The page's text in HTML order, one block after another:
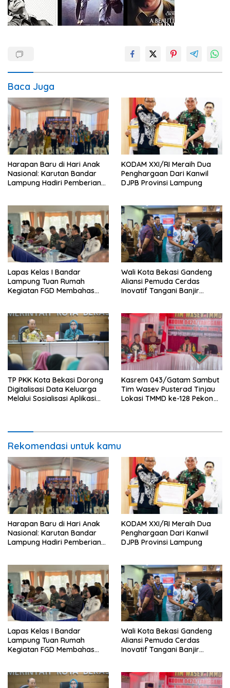
Baca Juga
Harapan Baru di Hari Anak
Nasional: Karutan Bandar
Lampung Hadiri Pemberian
Makna dan Kepedulian
KODAM XXI/RI Meraih Dua
Penghargaan Dari Kanwil
DJPB Provinsi Lampung
Lapas Kelas I Bandar
Lampung Tuan Rumah
Kegiatan FGD Membahas
Wali Kota Bekasi Gandeng
Aliansi Pemuda Cerdas
Inovatif Tangani Banjir
TP PKK Kota Bekasi Dorong
Digitalisasi Data Keluarga
Melalui Sosialisasi Aplikasi
Kasrem 043/Gatam Sambut
Tim Wasev Pusterad Tinjau
Lokasi TMMD ke-128 Pekon
Rekomendasi untuk kamu
Harapan Baru di Hari Anak
Nasional: Karutan Bandar
Lampung Hadiri Pemberian
Makna dan Kepedulian
KODAM XXI/RI Meraih Dua
Penghargaan Dari Kanwil
DJPB Provinsi Lampung
Lapas Kelas I Bandar
Lampung Tuan Rumah
Kegiatan FGD Membahas
Wali Kota Bekasi Gandeng
Aliansi Pemuda Cerdas
Inovatif Tangani Banjir